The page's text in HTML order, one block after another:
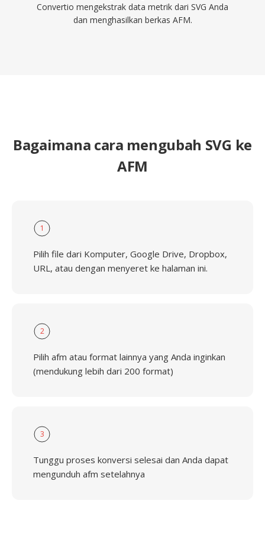
Convertio mengekstrak data metrik dari SVG Anda
dan menghasilkan berkas AFM.
Bagaimana cara mengubah SVG ke
AFM
1
Pilih file dari Komputer, Google Drive, Dropbox,
URL, atau dengan menyeret ke halaman ini.
2
Pilih afm atau format lainnya yang Anda inginkan
(mendukung lebih dari 200 format)
3
Tunggu proses konversi selesai dan Anda dapat
mengunduh afm setelahnya